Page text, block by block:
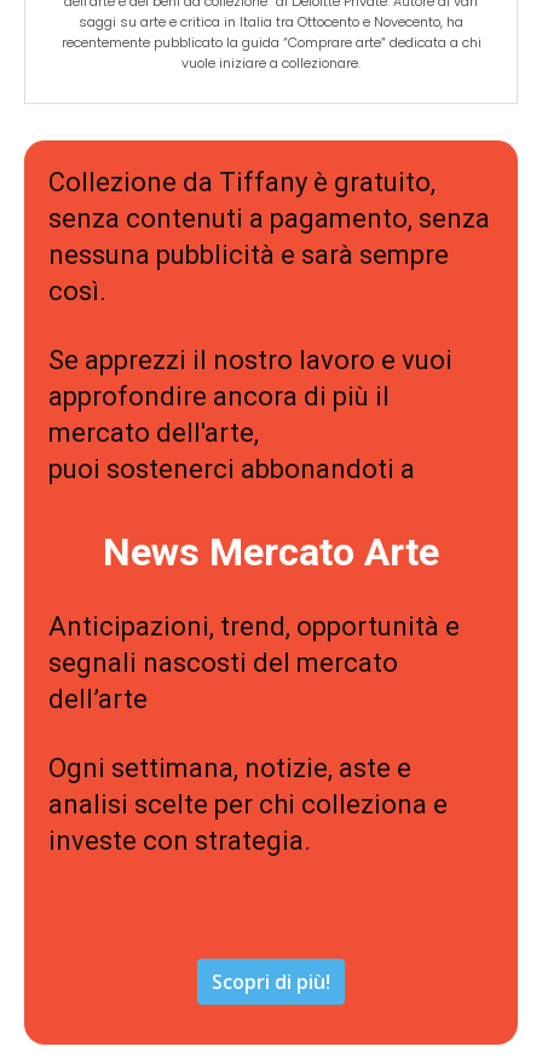
saggi su arte e critica in Italia tra Ottocento e Novecento, ha
recentemente pubblicato la guida “Comprare arte” dedicata a chi
vuole iniziare a collezionare.
Collezione da Tiffany è gratuito,
senza contenuti a pagamento, senza
nessuna pubblicità e sarà sempre
così.
Se apprezzi il nostro lavoro e vuoi
approfondire ancora di più il
mercato dell'arte,
puoi sostenerci abbonandoti a
News Mercato Arte
Anticipazioni, trend, opportunità e
segnali nascosti del mercato
dell’arte
Ogni settimana, notizie, aste e
analisi scelte per chi colleziona e
investe con strategia.
Scopri di più!